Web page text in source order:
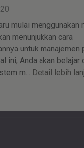
mulai menggunakan
menunjukkan cara
untuk manajemen
ini, Anda akan belajar
m...
Detail lebih